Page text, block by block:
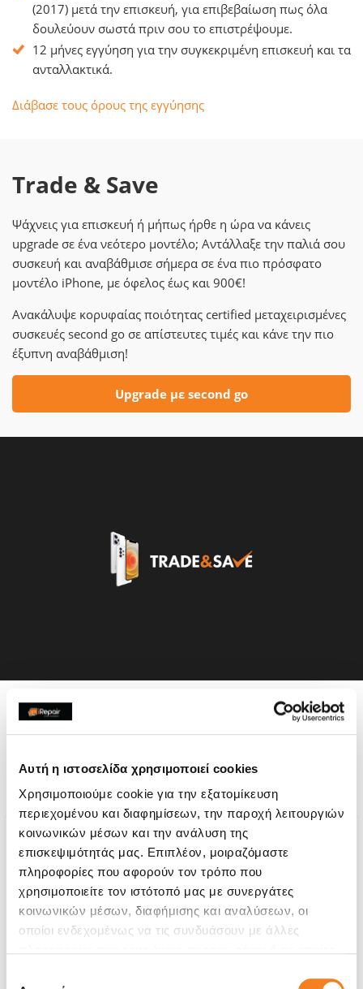
Αυτή η ιστοσελίδα χρησιμοποιεί cookies
Χρησιμοποιούμε cookie για την εξατομίκευση
περιεχομένου και διαφημίσεων, την παροχή λειτουργιών
κοινωνικών μέσων και την ανάλυση της
επισκεψιμότητάς μας. Επιπλέον, μοιραζόμαστε
πληροφορίες που αφορούν τον τρόπο που
χρησιμοποιείτε τον ιστότοπό μας με συνεργάτες
κοινωνικών μέσων, διαφήμισης και αναλύσεων, οι
οποίοι ενδεχομένως να τις συνδυάσουν με άλλες
(2017) μετά την επισκευή, για επιβεβαίωση πως όλα
δουλεύουν σωστά πριν σου το επιστρέψουμε.
12 μήνες εγγύηση για την συγκεκριμένη επισκευή και τα
ανταλλακτικά.
Διάβασε τους όρους της εγγύησης
Trade & Save
Ψάχνεις για επισκευή ή μήπως ήρθε η ώρα να κάνεις
upgrade σε ένα νεότερο μοντέλο; Αντάλλαξε την παλιά σου
συσκευή και αναβάθμισε σήμερα σε ένα πιο πρόσφατο
μοντέλο iPhone, με όφελος έως και 900€!
Ανακάλυψε κορυφαίας ποιότητας certified μεταχειρισμένες
συσκευές second go σε απίστευτες τιμές και κάνε την πιο
έξυπνη αναβάθμιση!
Upgrade με second go
Η συσκευή σου μπορεί να
τις παρακάτω επισκευές: